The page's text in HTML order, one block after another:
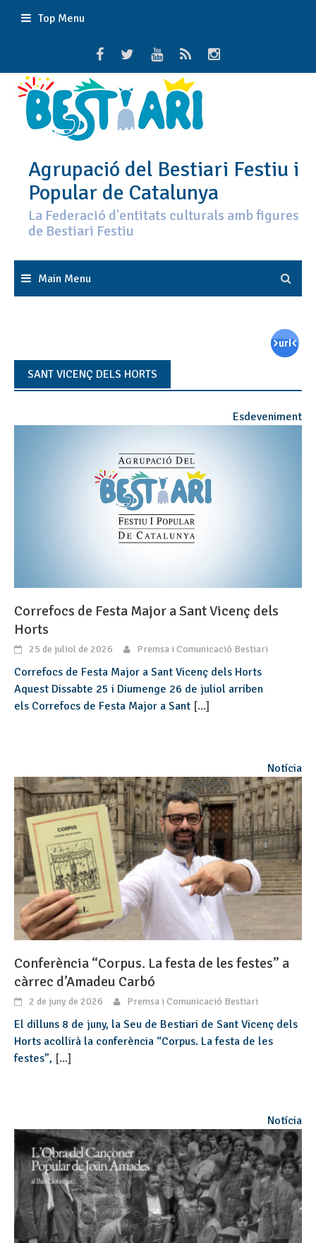
Top Menu
Agrupació del Bestiari Festiu i
Popular de Catalunya
La Federació d'entitats culturals amb figures
de Bestiari Festiu
Main Menu
SANT VICENÇ DELS HORTS
Esdeveniment
Correfocs de Festa Major a Sant Vicenç dels
Horts
25 de juliol de 2026 Premsa i Comunicació Bestiari
Correfocs de Festa Major a Sant Vicenç dels Horts
Aquest Dissabte 25 i Diumenge 26 de juliol arriben
els Correfocs de Festa Major a Sant [...]
Notícia
Conferència “Corpus. La festa de les festes” a
càrrec d’Amadeu Carbó
2 de juny de 2026 Premsa i Comunicació Bestiari
El dilluns 8 de juny, la Seu de Bestiari de Sant Vicenç dels
Horts acollirà la conferència “Corpus. La festa de les
festes”, [...]
Notícia